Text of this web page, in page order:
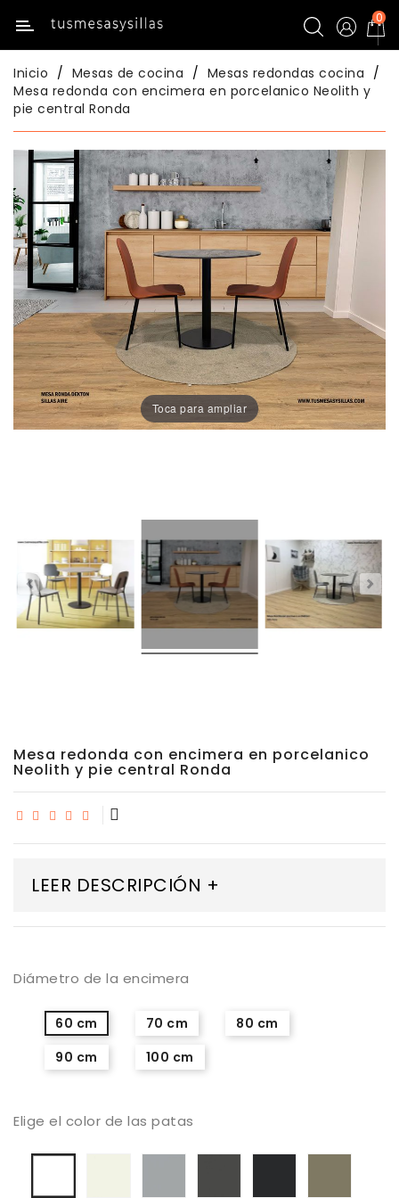
Categoría
Inicio
Mesas
Mesas
De
Cocina
Sillas
De
Cocina
Mesas
Comedor
Sillas
Comedor
Stock
Taburetes
Altos
0
Inicio Mesas de cocina
Mesas redondas cocina
Mesa redonda con encimera en porcelanico Neolith y
pie central Ronda
Toca para ampliar
Mesa redonda con encimera en porcelanico
Neolith y pie central Ronda
LEER DESCRIPCIÓN +
Diámetro de la encimera
60 cm 70 cm
80 cm
90 cm
100 cm
Elige el color de las patas